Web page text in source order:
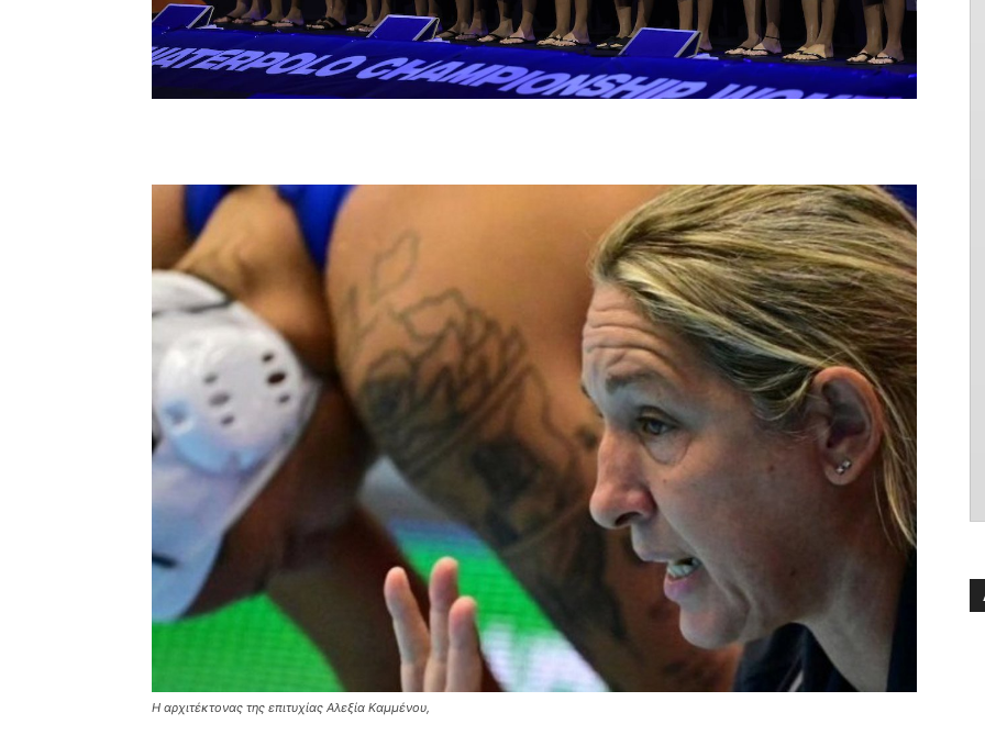
Η αρχιτέκτονας της επιτυχίας Αλεξία Καμμένου,